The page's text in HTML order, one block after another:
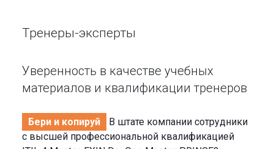
Тренеры-эксперты
Уверенность в качестве учебных
материалов и квалификации тренеров
Бери и копируй
В штате компании сотрудники
с высшей профессиональной квалификацией